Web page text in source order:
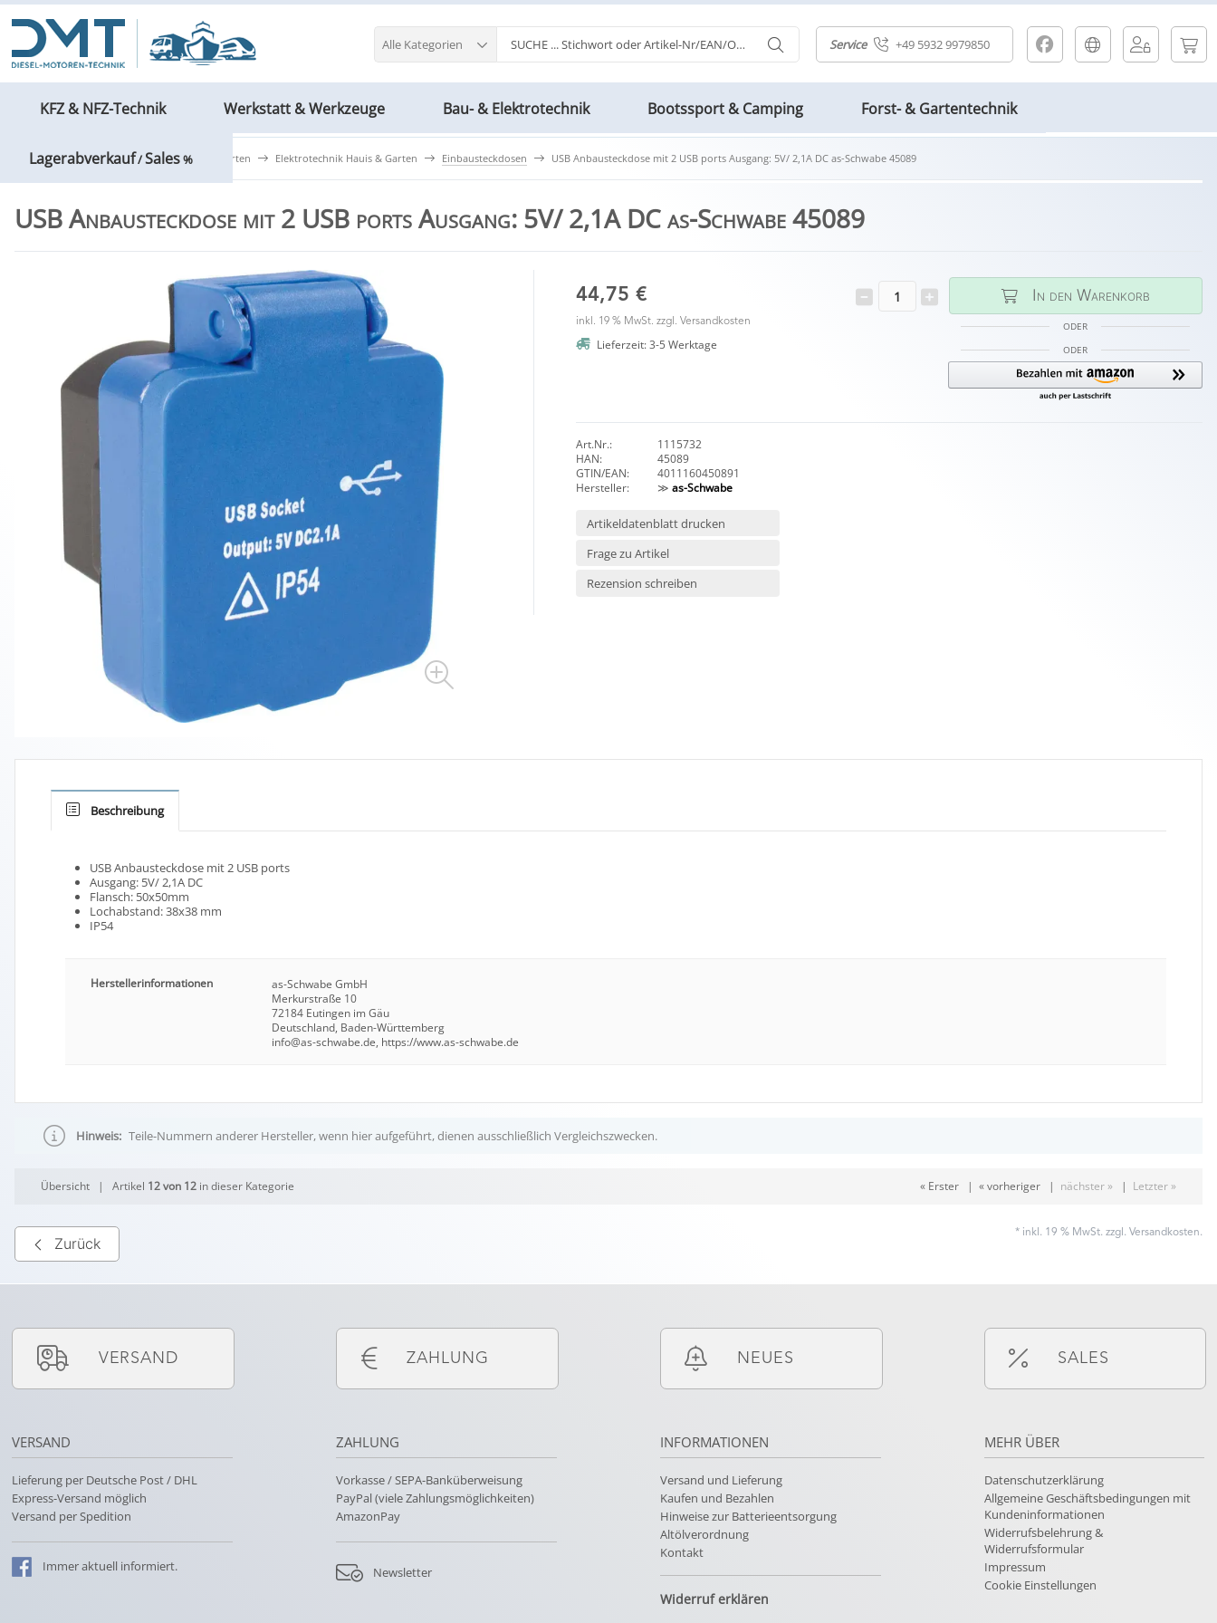
Service +49 5932 9979850
Alle Kategorien
KFZ & NFZ-Technik Werkstatt & Werkzeuge Bau- & Elektrotechnik Bootssport & Camping Forst- & Gartentechnik
Lagerabverkauf/Sales%
Bau- & Elektrotechnik Heim & Garten Elektrotechnik Hauis & Garten Einbausteckdosen USB Anbausteckdose mit 2 USB ports Ausgang: 5V/ 2,1A DC as-Schwabe 45089
USB Anbausteckdose mit 2 USB ports Ausgang: 5V/ 2,1A DC as-Schwabe 45089
44,75 €
inkl. 19 % MwSt. zzgl. Versandkosten
Lieferzeit: 3-5 Werktage
In den Warenkorb
ODER
ODER
Art.Nr.:
1115732
HAN:
45089
GTIN/EAN:
4011160450891
Hersteller:
≫ as-Schwabe
Artikeldatenblatt drucken
Frage zu Artikel
Rezension schreiben
Beschreibung
USB Anbausteckdose mit 2 USB ports
Ausgang: 5V/ 2,1A DC
Flansch: 50x50mm
Lochabstand: 38x38 mm
IP54
Herstellerinformationen
as-Schwabe GmbH
Merkurstraße 10
72184 Eutingen im Gäu
Deutschland, Baden-Württemberg
info@as-schwabe.de, https://www.as-schwabe.de
Hinweis: Teile-Nummern anderer Hersteller, wenn hier aufgeführt, dienen ausschließlich Vergleichszwecken.
Übersicht | Artikel 12 von 12 in dieser Kategorie « Erster| « vorheriger| nächster »| Letzter »
Zurück
* inkl. 19 % MwSt. zzgl. Versandkosten.
VERSAND
VERSAND
Lieferung per Deutsche Post / DHL
Express-Versand möglich
Versand per Spedition
Immeraktuell informiert.
ZAHLUNG
ZAHLUNG
Vorkasse / SEPA-Banküberweisung
PayPal (viele Zahlungsmöglichkeiten)
AmazonPay
Newsletter
NEUES
INFORMATIONEN
Versand und Lieferung
Kaufen und Bezahlen
Hinweise zur Batterieentsorgung
Altölverordnung
Kontakt
Widerruf erklären
SALES
MEHR ÜBER
Datenschutzerklärung
Allgemeine Geschäftsbedingungen mit
Kundeninformationen
Widerrufsbelehrung &
Widerrufsformular
Impressum
Cookie Einstellungen